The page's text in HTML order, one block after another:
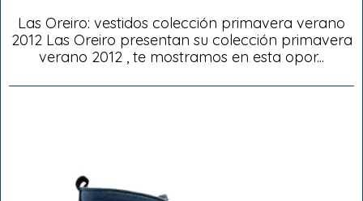
Las Oreiro: vestidos colección primavera verano
2012 Las Oreiro presentan su colección primavera
verano 2012 , te mostramos en esta opor...